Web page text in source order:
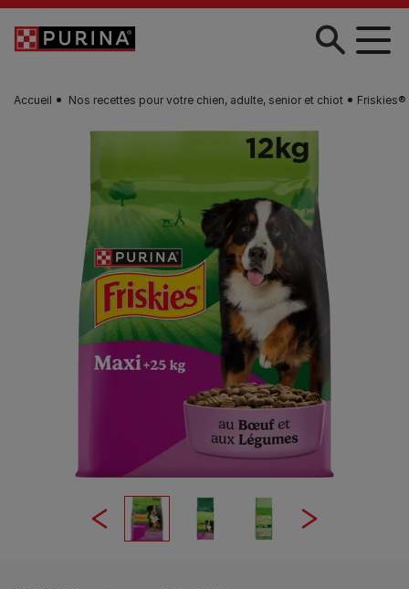
Skip to main content
Accueil Nos recettes pour votre chien, adulte, senior et chiot